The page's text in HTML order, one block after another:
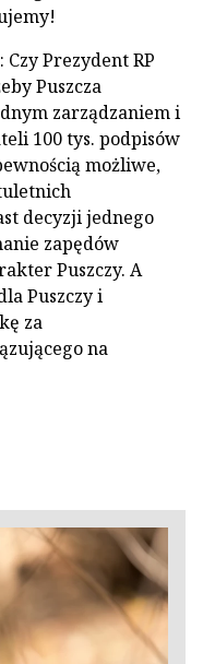
Prezydent RP
Puszcza
zarządzaniem i
100 tys. podpisów
możliwe,
decyzji jednego
zapędów
Puszczy. A
Puszczy i
za
na